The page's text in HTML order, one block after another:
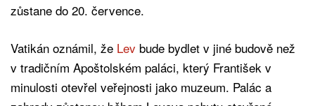
zůstane do 20. července.
Vatikán oznámil, že Lev bude bydlet v jiné budově než
v tradičním Apoštolském paláci, který František v
minulosti otevřel veřejnosti jako muzeum. Palác a